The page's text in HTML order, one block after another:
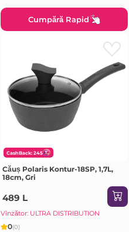
Cumpără Rapid
CashBack: 245
Căuș Polaris Kontur-18SP, 1,7L,
18cm, Gri
489 L
Vînzător: ULTRA DISTRIBUTION
0(0)